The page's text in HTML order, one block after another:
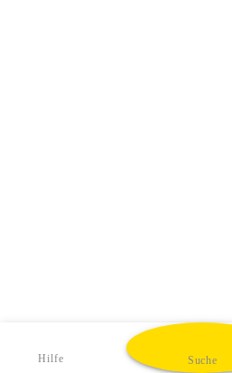
Hilfe Suche